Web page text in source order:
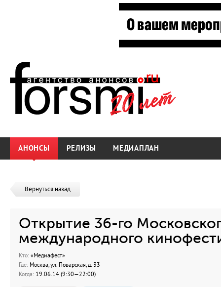
АНОНСЫ РЕЛИЗЫ МЕДИАПЛАН
Вернуться назад
Открытие 36-го
международного
Кто: «Медиафест»
Где: Москва, ул. Поварская, д. 33
Когда: 19.06.14 (9:30—22:00)